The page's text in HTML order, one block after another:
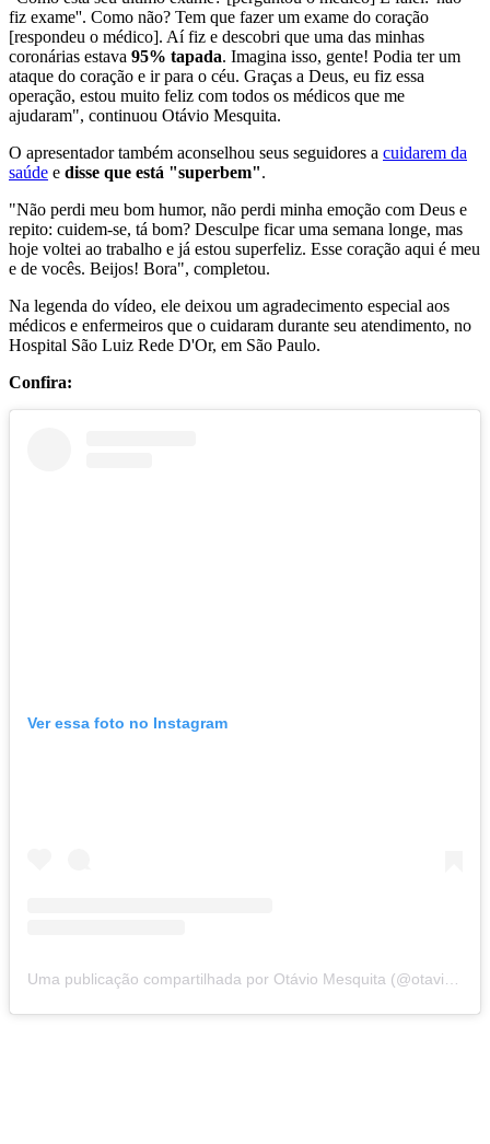
fiz exame''. Como não? Tem que fazer um exame do coração
[respondeu o médico]. Aí fiz e descobri que uma das minhas
coronárias estava 95% tapada. Imagina isso, gente! Podia ter um
ataque do coração e ir para o céu. Graças a Deus, eu fiz essa
operação, estou muito feliz com todos os médicos que me
ajudaram", continuou Otávio Mesquita.
O apresentador também aconselhou seus seguidores a cuidarem da
saúde e disse que está "superbem".
"Não perdi meu bom humor, não perdi minha emoção com Deus e
repito: cuidem-se, tá bom? Desculpe ficar uma semana longe, mas
hoje voltei ao trabalho e já estou superfeliz. Esse coração aqui é meu
e de vocês. Beijos! Bora", completou.
Na legenda do vídeo, ele deixou um agradecimento especial aos
médicos e enfermeiros que o cuidaram durante seu atendimento, no
Hospital São Luiz Rede D'Or, em São Paulo.
Confira:
Ver essa foto no Instagram